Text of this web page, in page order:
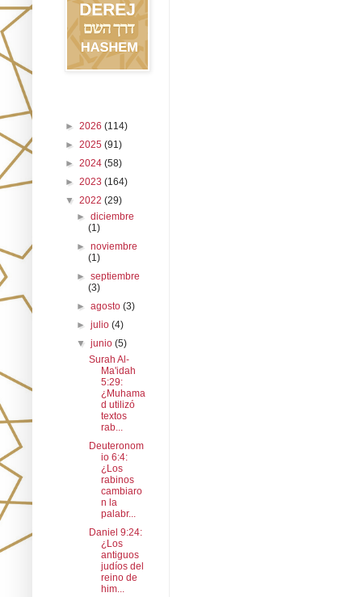
► 2026 (114)
► 2025 (91)
► 2024 (58)
► 2023 (164)
▼ 2022 (29)
►diciembre
(1)
►noviembre
(1)
►septiembre
(3)
►agosto(3)
►julio(4)
▼junio(5)
Surah Al-
Ma'idah
5:29:
¿Muhama
d utilizó
textos
rab...
Deuteronom
io 6:4:
¿Los
rabinos
cambiaro
n la
palabr...
Daniel 9:24:
¿Los
antiguos
judíos del
reino de
him...